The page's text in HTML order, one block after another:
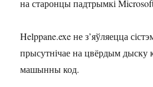
на старонцы падтрымкі
Helppane.exe не з’яўляецца
прысутнічае на цвёрдым дыску
машынны код.